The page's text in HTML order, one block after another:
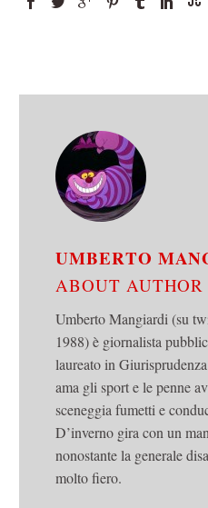
UMBERTO
ABOUT AUTHOR
Umberto Mangiardi (su
1988) è giornalista
laureato in
ama gli sport e le penne
sceneggia fumetti e
D’inverno gira con un
nonostante la generale
molto fiero.